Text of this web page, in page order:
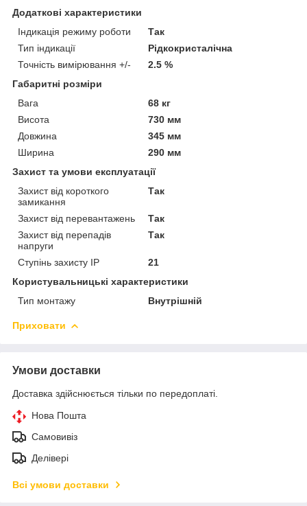
Додаткові характеристики
Індикація режиму роботи
Так
Тип індикації
Рідкокристалічна
Точність вимірювання +/-
2.5 %
Габаритні розміри
Вага
68 кг
Висота
730 мм
Довжина
345 мм
Ширина
290 мм
Захист та умови експлуатації
Захист від короткого
замикання
Так
Захист від перевантажень
Так
Захист від перепадів
напруги
Так
Ступінь захисту IP
21
Користувальницькі характеристики
Тип монтажу
Внутрішній
Приховати
Умови доставки
Доставка здійснюється тільки по передоплаті.
Нова Пошта
Самовивіз
Делівері
Всі умови доставки